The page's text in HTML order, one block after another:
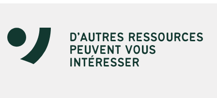
D’AUTRES RESSOURCES
PEUVENT VOUS
INTÉRESSER